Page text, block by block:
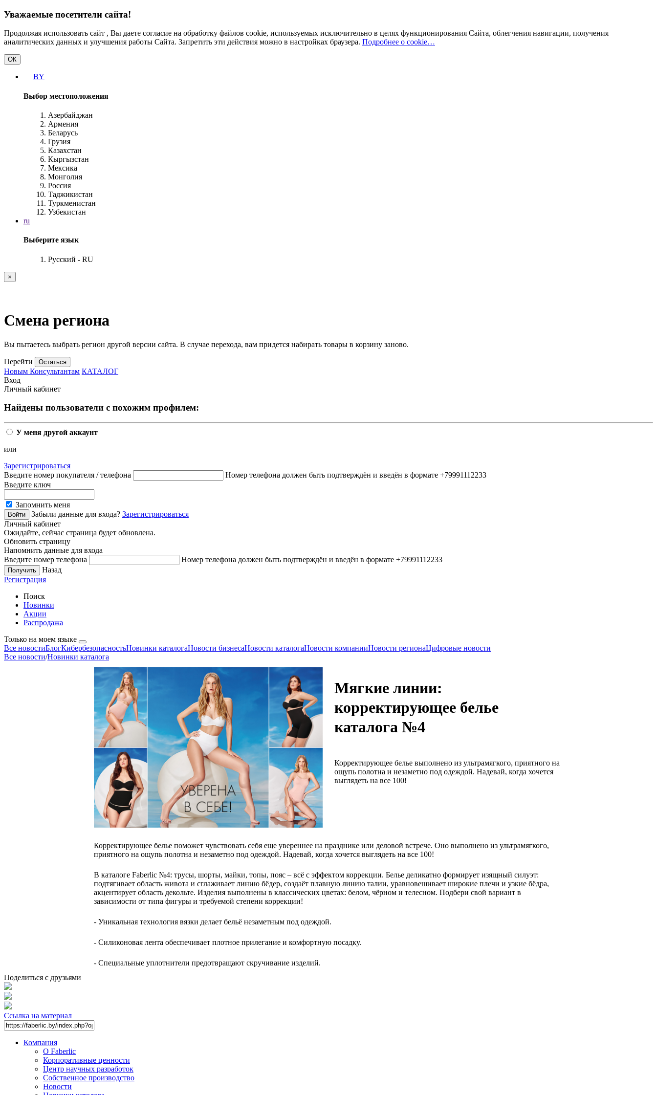
Уважаемые посетители сайта!
Продолжая использовать сайт , Вы даете согласие на обработку файлов cookie, используемых исключительно в целях функционирования Сайта, облегчения навигации, получения
аналитических данных и улучшения работы Сайта. Запретить эти действия можно в настройках браузера. Подробнее о cookie…
ОК
BY
Выбор местоположения
Азербайджан
Армения
Беларусь
Грузия
Казахстан
Кыргызстан
Мексика
Монголия
Россия
Таджикистан
Туркменистан
Узбекистан
ru
Выберите язык
Русский - RU
×
Смена региона
Вы пытаетесь выбрать регион другой версии сайта. В случае перехода, вам придется набирать товары в корзину заново.
Перейти Остаться
Новым Консультантам КАТАЛОГ
Вход
Личный кабинет
Найдены пользователи с похожим профилем:
У меня другой аккаунт
или
Зарегистрироваться
Введите номер покупателя / телефона
Номер телефона должен быть подтверждён и введён в формате +79991112233
Введите ключ
Запомнить меня
Забыли данные для входа? Зарегистрироваться
Личный кабинет
Ожидайте, сейчас страница будет обновлена.
Обновить страницу
Напомнить данные для входа
Введите номер телефона
Номер телефона должен быть подтверждён и введён в формате +79991112233
Назад
Регистрация
Поиск
Новинки
Акции
Распродажа
Только на моем языке
Все новостиБлогКибербезопасностьНовинки каталогаНовости бизнесаНовости каталогаНовости компанииНовости регионаЦифровые новости
Все новости/Новинки каталога
Мягкие линии:
корректирующее белье
каталога №4
Корректирующее белье выполнено из ультрамягкого, приятного на
ощупь полотна и незаметно под одеждой. Надевай, когда хочется
выглядеть на все 100!
Корректирующее белье поможет чувствовать себя еще увереннее на празднике или деловой встрече. Оно выполнено из ультрамягкого,
приятного на ощупь полотна и незаметно под одеждой. Надевай, когда хочется выглядеть на все 100!
В каталоге Faberlic №4: трусы, шорты, майки, топы, пояс – всё с эффектом коррекции. Белье деликатно формирует изящный силуэт:
подтягивает область живота и сглаживает линию бёдер, создаёт плавную линию талии, уравновешивает широкие плечи и узкие бёдра,
акцентирует область декольте. Изделия выполнены в классических цветах: белом, чёрном и телесном. Подбери свой вариант в
зависимости от типа фигуры и требуемой степени коррекции!
- Уникальная технология вязки делает бельё незаметным под одеждой.
- Силиконовая лента обеспечивает плотное прилегание и комфортную посадку.
- Специальные уплотнители предотвращают скручивание изделий.
Поделиться с друзьями
Ссылка на материал
Компания
О Faberlic
Корпоративные ценности
Центр научных разработок
Собственное производство
Новости